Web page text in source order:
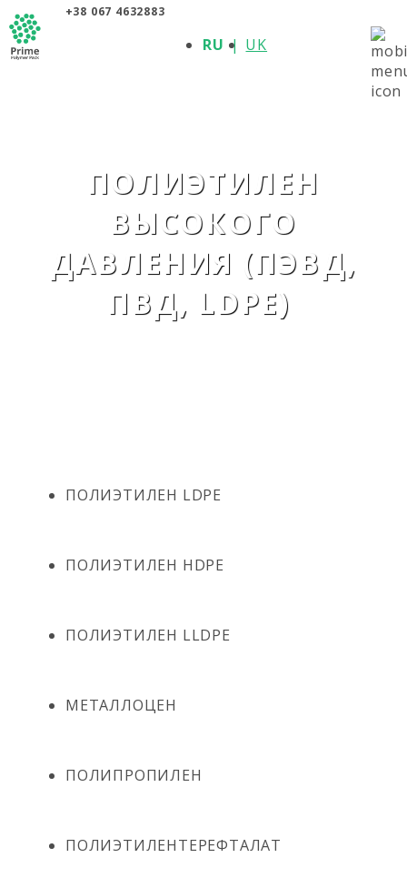
+38 067 4632883
RU UK
ПОЛИЭТИЛЕН
ВЫСОКОГО
ДАВЛЕНИЯ (ПЭВД,
ПВД, LDPE)
ПОЛИЭТИЛЕН LDPE
ПОЛИЭТИЛЕН HDPE
ПОЛИЭТИЛЕН LLDPE
МЕТАЛЛОЦЕН
ПОЛИПРОПИЛЕН
ПОЛИЭТИЛЕНТЕРЕФТАЛАТ
О КОМПАНИИ
ПРОДУКЦИЯ